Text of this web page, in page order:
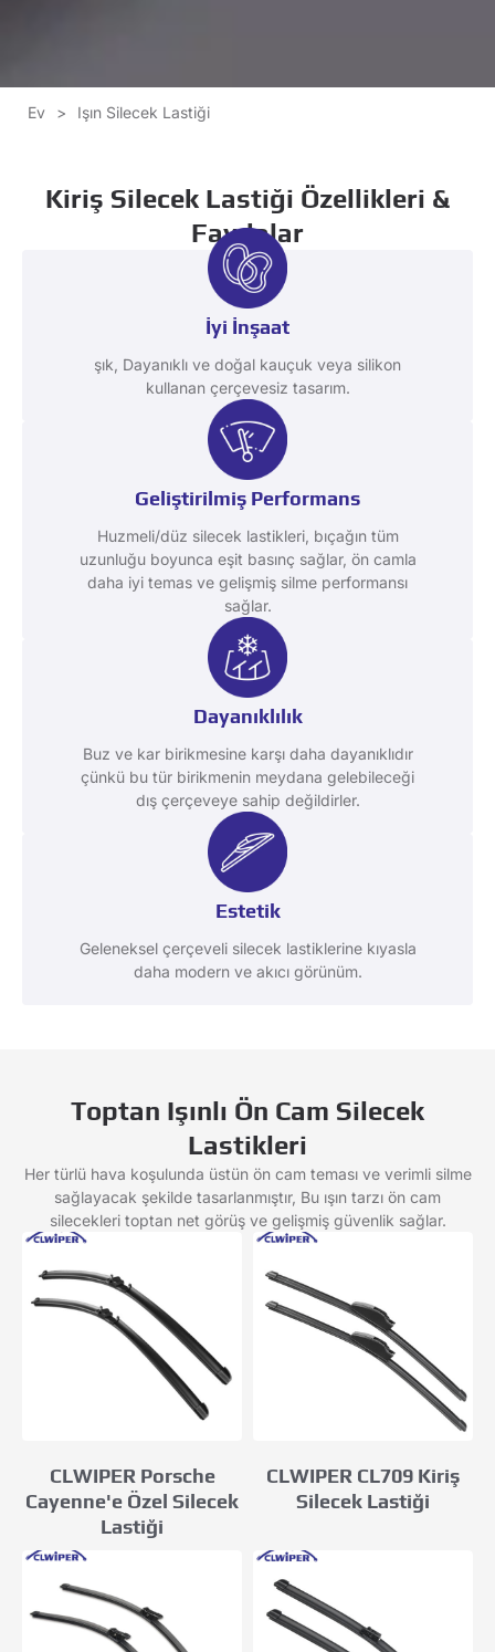
Ev > Işın Silecek Lastiği
Kiriş Silecek Lastiği Özellikleri &
Faydalar
İyi İnşaat
şık, Dayanıklı ve doğal kauçuk veya silikon
kullanan çerçevesiz tasarım.
Geliştirilmiş Performans
Huzmeli/düz silecek lastikleri, bıçağın tüm
uzunluğu boyunca eşit basınç sağlar, ön camla
daha iyi temas ve gelişmiş silme performansı
sağlar.
Dayanıklılık
Buz ve kar birikmesine karşı daha dayanıklıdır
çünkü bu tür birikmenin meydana gelebileceği
dış çerçeveye sahip değildirler.
Estetik
Geleneksel çerçeveli silecek lastiklerine kıyasla
daha modern ve akıcı görünüm.
Toptan Işınlı Ön Cam Silecek
Lastikleri
Her türlü hava koşulunda üstün ön cam teması ve verimli silme
sağlayacak şekilde tasarlanmıştır, Bu ışın tarzı ön cam
silecekleri toptan net görüş ve gelişmiş güvenlik sağlar.
CLWIPER Porsche
Cayenne'e Özel Silecek
Lastiği
CLWIPER CL709 Kiriş
Silecek Lastiği